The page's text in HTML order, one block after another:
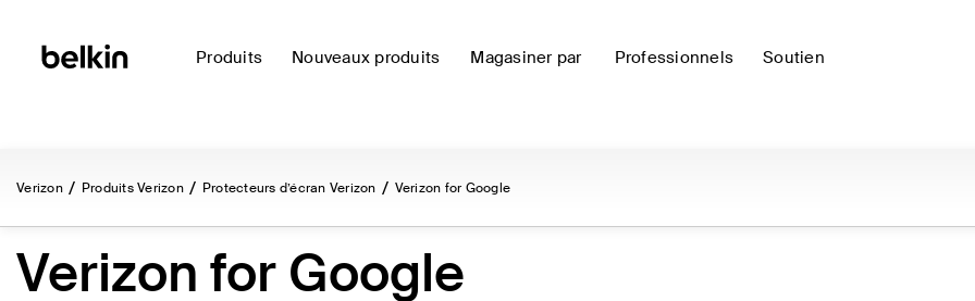
Produits Nouveaux produits Magasiner par Professionnels Soutien
Verizon Produits Verizon Protecteurs d’écran Verizon Verizon for Google
Verizon for Google